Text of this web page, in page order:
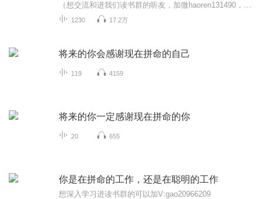
1230 17.2万
将来的你会感谢现在拼命的自己
119 4159
将来的你一定感谢现在拼命的你
20 655
你是在拼命的工作，还是在聪明的工作
想深入学习进读书群的可以加V:gao20966209